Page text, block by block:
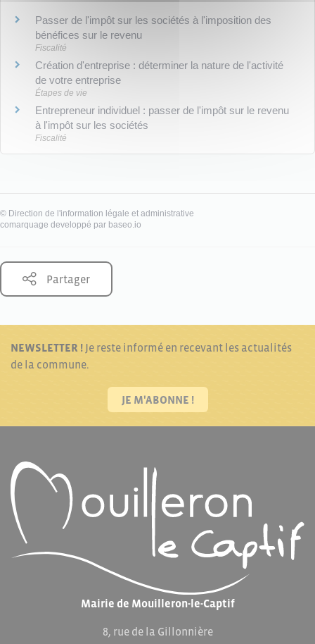
Passer de l'impôt sur les sociétés à l'imposition des
bénéfices sur le revenu
Fiscalité
Création d'entreprise : déterminer la nature de l'activité
de votre entreprise
Étapes de vie
Entrepreneur individuel : passer de l'impôt sur le revenu
à l'impôt sur les sociétés
Fiscalité
© Direction de l'information légale et administrative
comarquage developpé par baseo.io
Partager
NEWSLETTER ! Je reste informé en recevant les actualités
de la commune.
JE M'ABONNE !
Mairie de Mouilleron-le-Captif
8, rue de la Gillonnière